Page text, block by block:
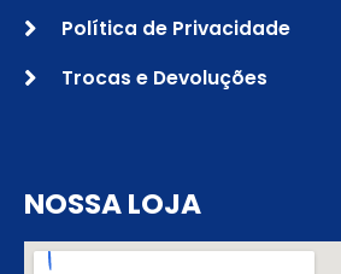
Política de Privacidade
Trocas e Devoluções
NOSSA LOJA